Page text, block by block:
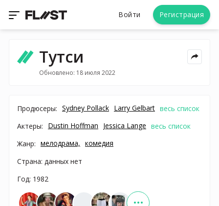
Войти Регистрация
Тутси
Обновлено: 18 июля 2022
Продюсеры: Sydney Pollack Larry Gelbart весь список
Актеры:
Dustin Hoffman Jessica Lange весь список
Жанр: мелодрама, комедия
Страна: данных нет
Год: 1982